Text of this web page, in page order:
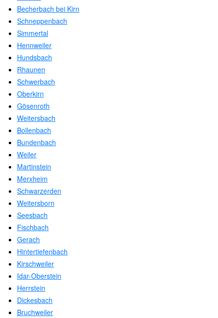
Becherbach bei Kirn
Schneppenbach
Simmertal
Hennweiler
Hundsbach
Rhaunen
Schwerbach
Oberkirn
Gösenroth
Weitersbach
Bollenbach
Bundenbach
Weiler
Martinstein
Merxheim
Schwarzerden
Weitersborn
Seesbach
Fischbach
Gerach
Hintertiefenbach
Kirschweiler
Idar-Oberstein
Herrstein
Dickesbach
Bruchweiler